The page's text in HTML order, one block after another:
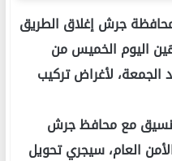
جرش إغلاق الطريق
اليوم الخميس من
وحتى 7 صباحا غد الجمعة، لأغراض تركيب
مع محافظ جرش
العام، سيجري تحويل